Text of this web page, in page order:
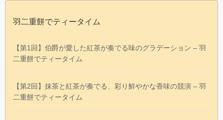
羽二重餅でティータイム
【第1回】伯爵が愛した紅茶が奏でる味のグラデーション – 羽
二重餅でティータイム
【第2回】抹茶と紅茶が奏でる、彩り鮮やかな香味の競演 – 羽
二重餅でティータイム